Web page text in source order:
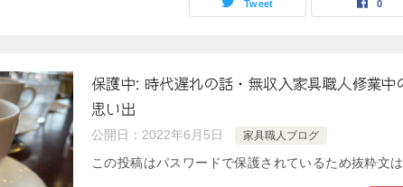
Tweet 0
保護中: 時代遅れの話・無収入家具職人修業中
思い出
公開日： 2022年6月5日 家具職人ブログ
この投稿はパスワードで保護されているため抜粋文は